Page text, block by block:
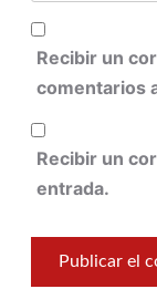
Recibir un
comentarios
Recibir un
entrada.